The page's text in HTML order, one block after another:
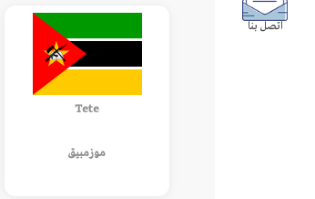
اتصل بنا
Tete
موزمبيق